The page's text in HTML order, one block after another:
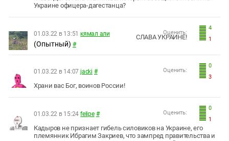
Украине офицера-дагестанца?
4
1
Оценить:
01.03.22 в 13:51 кямал али
(Опытный) #
СЛАВА УКРАИНЕ!
0
3
Оценить:
01.03.22 в 14:07 jacki #
Храни вас Бог, воинов России!
0
1
Оценить:
01.03.22 в 15:24 felipe #
Кадыров не признает гибель силовиков на Украине, его
племянник Ибрагим Закриев, что зампред правительства и